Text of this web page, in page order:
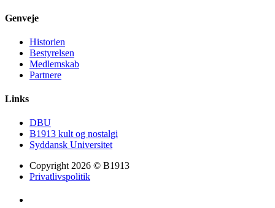
Genveje
Historien
Bestyrelsen
Medlemskab
Partnere
Links
DBU
B1913 kult og nostalgi
Syddansk Universitet
Copyright 2026 © B1913
Privatlivspolitik